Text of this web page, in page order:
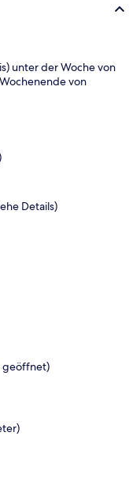
unter der Woche von
von
Details)
geöffnet)